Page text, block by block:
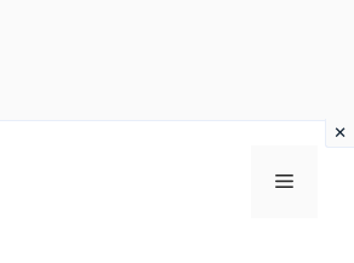
MENU